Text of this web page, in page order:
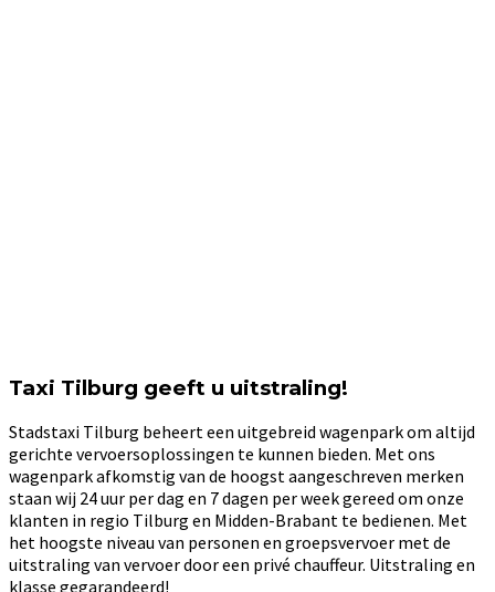
Taxi Tilburg geeft u uitstraling!
Stadstaxi Tilburg beheert een uitgebreid wagenpark om altijd
gerichte vervoersoplossingen te kunnen bieden. Met ons
wagenpark afkomstig van de hoogst aangeschreven merken
staan wij 24 uur per dag en 7 dagen per week gereed om onze
klanten in regio Tilburg en Midden-Brabant te bedienen. Met
het hoogste niveau van personen en groepsvervoer met de
uitstraling van vervoer door een privé chauffeur. Uitstraling en
klasse gegarandeerd!